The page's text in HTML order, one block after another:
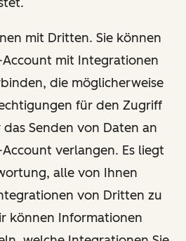
mit Dritten. Sie können
mit Integrationen
die möglicherweise
für den Zugriff
Senden von Daten an
verlangen. Es liegt
alle von Ihnen
von Dritten zu
können Informationen